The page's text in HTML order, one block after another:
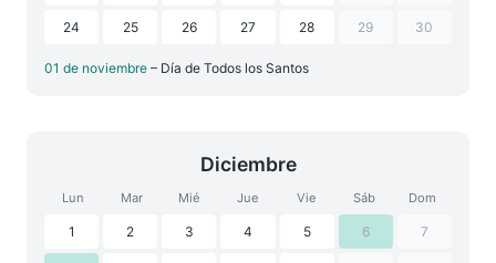
24 25 26 27 28 29 30
01 de noviembre – Día de Todos los Santos
Diciembre
Lun Mar Mié Jue Vie Sáb Dom
1 2 3 4 5 6 7